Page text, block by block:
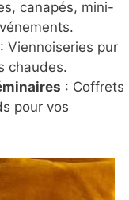
canapés, mini-
: Viennoiseries pur
chaudes.
: Coffrets
pour vos